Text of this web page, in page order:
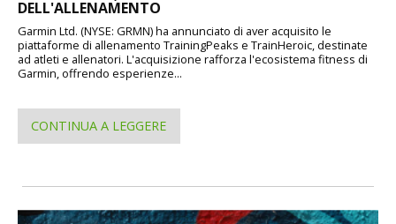
DELL'ALLENAMENTO
Garmin Ltd. (NYSE: GRMN) ha annunciato di aver acquisito le
piattaforme di allenamento TrainingPeaks e TrainHeroic, destinate
ad atleti e allenatori. L'acquisizione rafforza l'ecosistema fitness di
Garmin, offrendo esperienze...
CONTINUA A LEGGERE